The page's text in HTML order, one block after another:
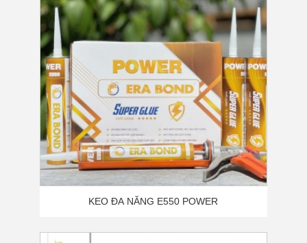
TẤM LỢP HỢP KIM PHỦ ĐÁ - ERA STONE METAL
- ER01